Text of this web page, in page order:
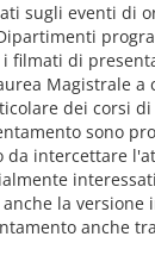
sugli eventi di
filmati di
Magistrale a
dei corsi
sono
da intercettare
la versione
anche